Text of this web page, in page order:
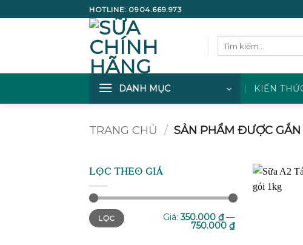
qua
HOTLINE: 0904.669.973
DANH MỤC KIẾN
TRANG CHỦ / SẢN PHẨM ĐƯỢC GẮN
LỌC THEO GIÁ
Giá
tối
thiểu
Giá
tối
đa
LỌC Giá:350.000 ₫—
750.000 ₫